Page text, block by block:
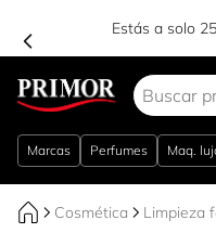
Estás a solo
Marcas Perfumes Maq.
Cosmética Limpieza